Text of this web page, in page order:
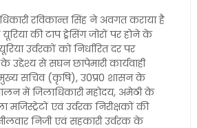
रविकान्त सिंह ने अवगत कराया है
की टाप ड्रेसिंग जोरों पर होने के
उर्वरकों को निर्धारित दर पर
से सघन छापेमारी कार्यवाही
सचिव (कृषि), उ0प्र0 शासन के
में जिलाधिकारी महोदय, अमेठी के
एवं उर्वरक निरीक्षकों की
निजी एवं सहकारी उर्वरक के